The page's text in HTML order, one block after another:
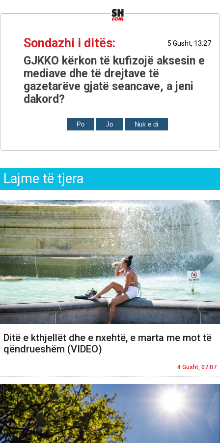
Sondazhi i ditës: 5 Gusht, 13:27
GJKKO kërkon të kufizojë aksesin e
mediave dhe të drejtave të
gazetarëve gjatë seancave, a jeni
dakord?
Po Jo Nuk e di
Lajme të tjera
Ditë e kthjellët dhe e nxehtë, e marta me mot të
qëndrueshëm (VIDEO)
4 Gusht, 07:07